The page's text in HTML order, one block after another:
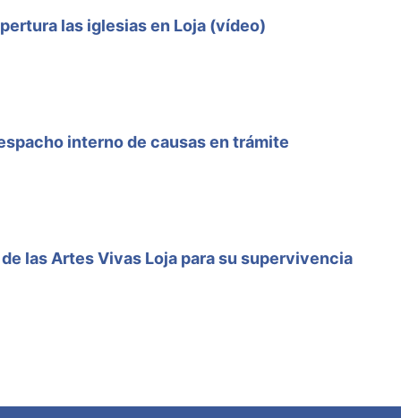
las iglesias en Loja (vídeo)
interno de causas en trámite
las Artes Vivas Loja para su supervivencia